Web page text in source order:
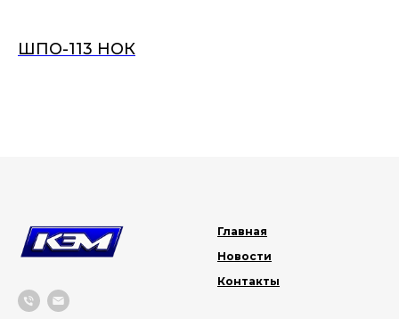
ШПО-113 НОК
Главная
Новости
Контакты